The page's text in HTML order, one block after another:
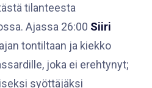
tilanteesta
Ajassa 26:00 Siiri
tontiltaan ja kiekko
joka ei erehtynyt;
syöttäjäksi